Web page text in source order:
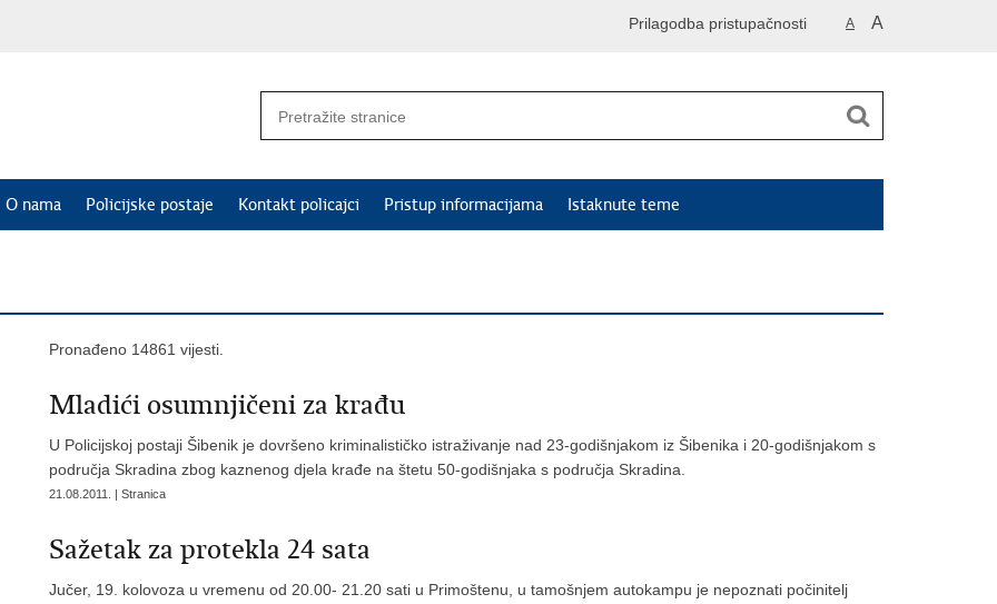
A A
Prilagodba pristupačnosti
O nama Policijske postaje Kontakt policajci Pristup informacijama Istaknute teme
Pronađeno 14861 vijesti.
Mladići osumnjičeni za krađu
U Policijskoj postaji Šibenik je dovršeno kriminalističko istraživanje nad 23-godišnjakom iz Šibenika i 20-godišnjakom s
područja Skradina zbog kaznenog djela krađe na štetu 50-godišnjaka s područja Skradina.
21.08.2011. | Stranica
Sažetak za protekla 24 sata
Jučer, 19. kolovoza u vremenu od 20.00- 21.20 sati u Primoštenu, u tamošnjem autokampu je nepoznati počinitelj